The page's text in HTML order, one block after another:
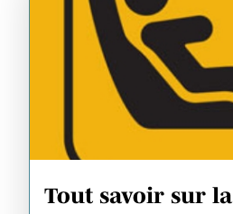
Tout savoir sur la